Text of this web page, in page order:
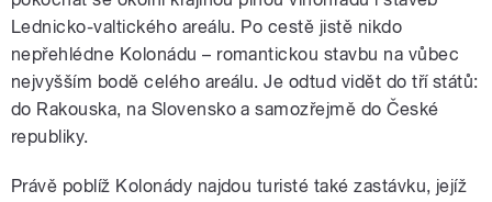
Lednicko-valtického areálu. Po cestě jistě nikdo
nepřehlédne Kolonádu – romantickou stavbu na vůbec
nejvyšším bodě celého areálu. Je odtud vidět do tří států:
do Rakouska, na Slovensko a samozřejmě do České
republiky.
Právě poblíž Kolonády najdou turisté také zastávku, jejíž